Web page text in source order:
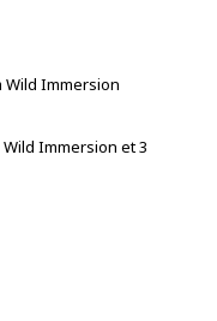
Wild Immersion
Wild Immersion et 3